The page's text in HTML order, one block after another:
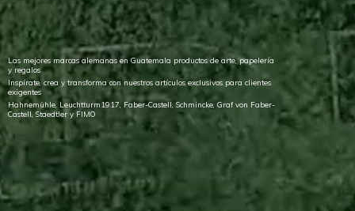
Las mejores marcas alemanas en Guatemala productos de arte, papelería
y regalos
Inspírate, crea y transforma con nuestros artículos exclusivos para clientes
exigentes
Hahnemühle, Leuchtturm1917, Faber-Castell, Schmincke, Graf von Faber-
Castell, Staedtler y FIMO